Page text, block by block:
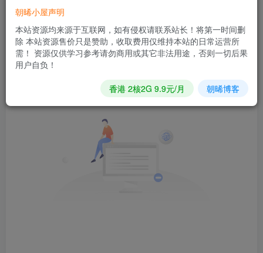
文章0 收藏
发布 0 排序
朝晞小屋声明
本站资源均来源于互联网，如有侵权请联系站长！将第一时间删
除 本站资源售价只是赞助，收取费用仅维持本站的日常运营所
需！ 资源仅供学习参考请勿商用或其它非法用途，否则一切后果
用户自负！
香港 2核2G 9.9元/月 朝晞博客